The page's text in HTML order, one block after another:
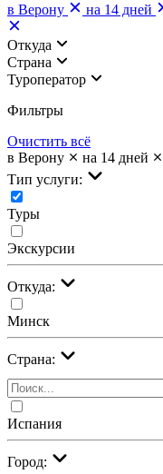
в Верону
на 14 дней
Откуда
Страна
Туроператор
Фильтры
Очистить всё
в Верону
на 14 дней
Тип услуги:
Туры
Экскурсии
Откуда:
Минск
Страна:
Испания
Город: